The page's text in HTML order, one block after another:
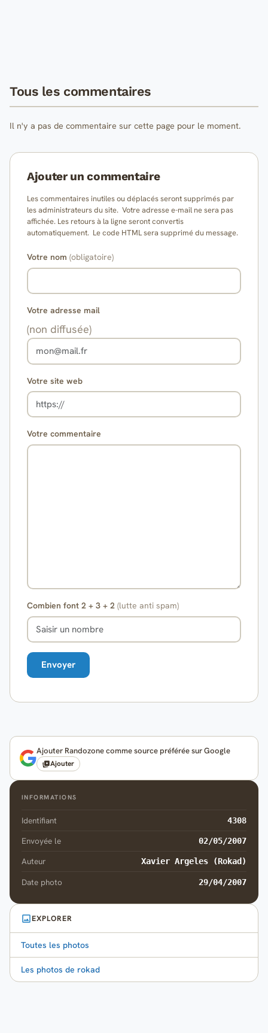
Tous les commentaires
Il n'y a pas de commentaire sur cette page pour le moment.
Ajouter un commentaire
Les commentaires inutiles ou déplacés seront supprimés par
les administrateurs du site. Votre adresse e-mail ne sera pas
affichée. Les retours à la ligne seront convertis
automatiquement. Le code HTML sera supprimé du message.
Votre nom (obligatoire)
Votre adresse mail
(non diffusée)
Votre site web
Votre commentaire
Combien font 2 + 3 + 2 (lutte anti spam)
Ajouter Randozone comme source préférée sur Google
Ajouter
INFORMATIONS
Identifiant 4308
Envoyée le 02/05/2007
Auteur Xavier Argeles (Rokad)
Date photo 29/04/2007
EXPLORER
Toutes les photos
Les photos de rokad